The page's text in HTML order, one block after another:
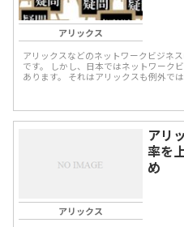
アリックス
アリックスなどのネットワークビジネ
です。 しかし、日本ではネットワーク
あります。 それはアリックスも例外で
アリックス
アリ
率を
め